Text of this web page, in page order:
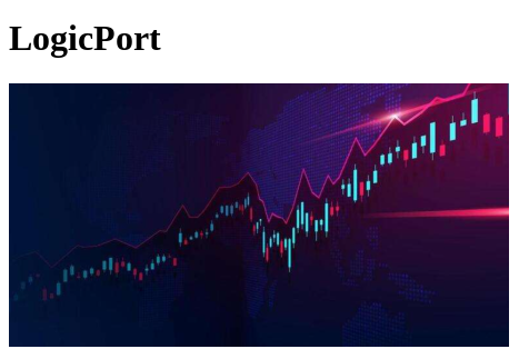
LogicPort